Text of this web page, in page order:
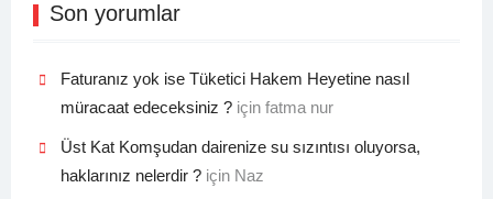
Son yorumlar
Faturanız yok ise Tüketici Hakem Heyetine nasıl
müracaat edeceksiniz ?için fatma nur
Üst Kat Komşudan dairenize su sızıntısı oluyorsa,
haklarınız nelerdir ?için Naz